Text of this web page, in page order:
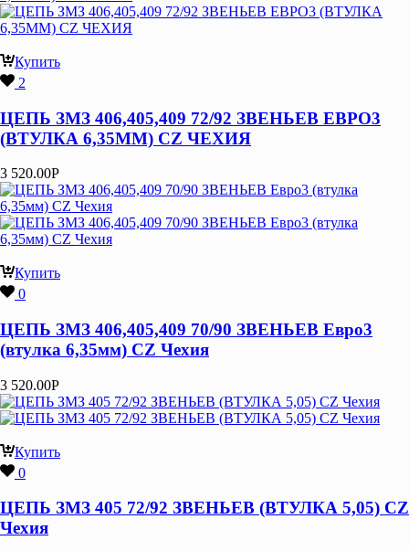
Купить
2
ЦЕПЬ ЗМЗ 406,405,409 72/92 ЗВЕНЬЕВ ЕВРО3
(ВТУЛКА 6,35ММ) CZ ЧЕХИЯ
3 520.00Р
Купить
0
ЦЕПЬ ЗМЗ 406,405,409 70/90 ЗВЕНЬЕВ Евро3
(втулка 6,35мм) CZ Чехия
3 520.00Р
Купить
0
ЦЕПЬ ЗМЗ 405 72/92 ЗВЕНЬЕВ (ВТУЛКА 5,05) CZ
Чехия